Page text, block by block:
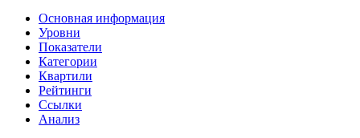
Основная информация
Уровни
Показатели
Категории
Квартили
Рейтинги
Ссылки
Анализ